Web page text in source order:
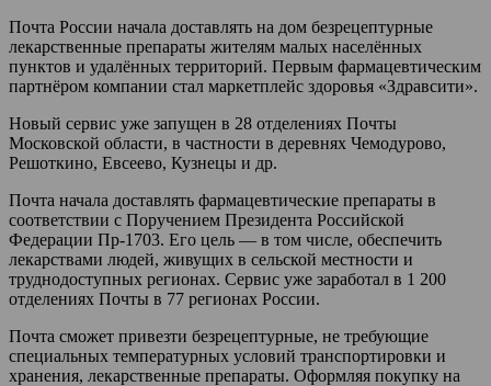
Почта России начала доставлять на дом безрецептурные
лекарственные препараты жителям малых населённых
пунктов и удалённых территорий. Первым фармацевтическим
партнёром компании стал маркетплейс здоровья «Здравсити».
Новый сервис уже запущен в 28 отделениях Почты
Московской области, в частности в деревнях Чемодурово,
Решоткино, Евсеево, Кузнецы и др.
Почта начала доставлять фармацевтические препараты в
соответствии с Поручением Президента Российской
Федерации Пр-1703. Его цель — в том числе, обеспечить
лекарствами людей, живущих в сельской местности и
труднодоступных регионах. Сервис уже заработал в 1 200
отделениях Почты в 77 регионах России.
Почта сможет привезти безрецептурные, не требующие
специальных температурных условий транспортировки и
хранения, лекарственные препараты. Оформляя покупку на